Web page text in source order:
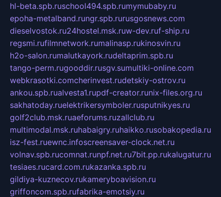
hl-beta.spb.ruschool494.spb.rumymubaby.ru
epoha-metalband.rungr.spb.rurusgosnews.com
dieselvostok.ru24hostel.msk.ruw-dev.ruf-ship.ru
regsmi.rufilmnetwork.rumalinasp.rukinosvin.ru
h2o-salon.rumalutkayork.rudeltaprim.spb.ru
tango-perm.rugooddir.rusgv.sumultiki-online.com
webkrasotki.comcherinvest.rudetskiy-ostrov.ru
ankou.spb.rualvesta1.rupdf-creator.runix-files.org.ru
sakhatoday.ruelektrikersymboler.rusputnikyes.ru
golf2club.msk.ruaeforums.ruzallclub.ru
multimodal.msk.ruhabaigry.ruhaikko.rusobakopedia.ru
isz-fest.ruewnc.infoscreensaver-clock.net.ru
volnav.spb.rucomnat.runpf.net.ru7bit.pp.rukalugatur.ru
tesiaes.rucard.com.rukazanka.spb.ru
gildiya-kuznecov.rukameryboavision.ru
griffoncom.spb.rufabrika-emotsiy.ru